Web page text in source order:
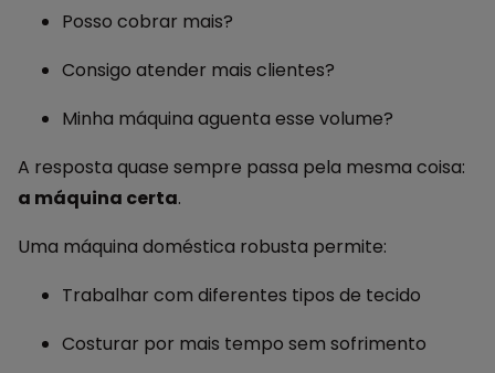
Posso cobrar mais?
Consigo atender mais clientes?
Minha máquina aguenta esse volume?
A resposta quase sempre passa pela mesma coisa:
a máquina certa.
Uma máquina doméstica robusta permite:
Trabalhar com diferentes tipos de tecido
Costurar por mais tempo sem sofrimento